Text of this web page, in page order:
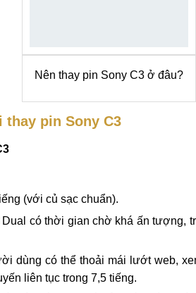
Nên thay pin Sony C3 ở đâu?
pin Sony C3
(với củ sạc chuẩn).
có thời gian chờ khá ấn tượng,
dùng có thể thoải mái lướt web,
liên tục trong 7,5 tiếng.